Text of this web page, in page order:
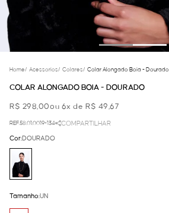
Home/ Acessorios/ Colares/ Colar Alongado Boia - Dourado
COLAR ALONGADO BOIA - DOURADO
R$ 298,00ou 6x de R$ 49,67
REF.58.01.0019-134 COMPARTILHAR
Cor:DOURADO
Tamanho:UN